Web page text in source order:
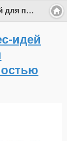
Стартовал конкурс бизнес-идей для предпринимателей и самозанятых с инвалидностью "Ивастартап-2026"
идей